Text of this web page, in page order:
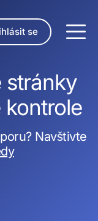
se
stránky
Navštivte